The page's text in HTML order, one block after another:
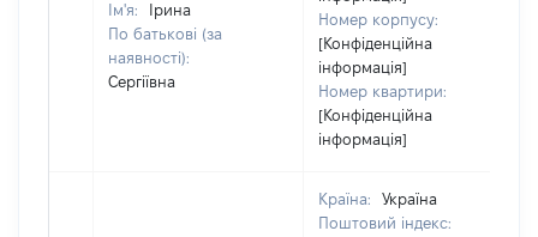
Ім'я:
Ірина
По батькові (за
наявності):
Сергіївна
Номер корпусу:
[Конфіденційна
інформація]
Номер квартири:
[Конфіденційна
інформація]
Країна:
Україна
Поштовий індекс: